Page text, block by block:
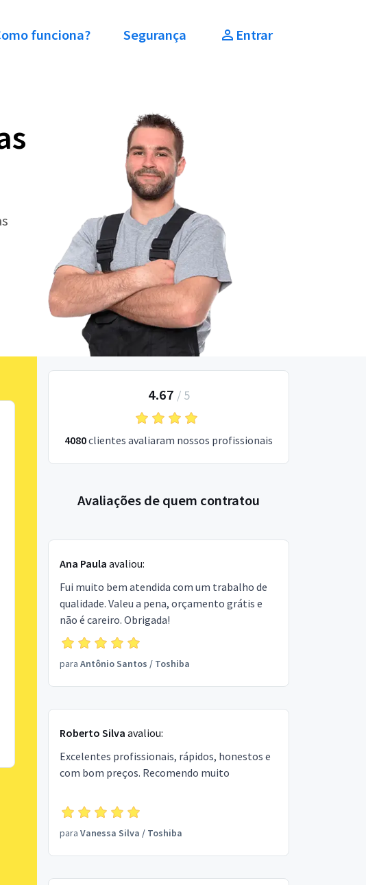
funciona? Segurança Entrar
4.67 / 5
4080clientes avaliaram nossos profissionais
Avaliações de quem contratou
Ana Paula avaliou:
Fui muito bem atendida com um trabalho de
qualidade. Valeu a pena, orçamento grátis e
não é careiro. Obrigada!
para Antônio Santos / Toshiba
Roberto Silva avaliou:
Excelentes profissionais, rápidos, honestos e
com bom preços. Recomendo muito
para Vanessa Silva / Toshiba